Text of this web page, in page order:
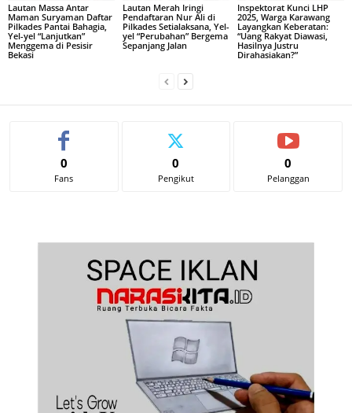
Lautan Massa Antar
Maman Suryaman Daftar
Pilkades Pantai Bahagia,
Yel-yel “Lanjutkan”
Menggema di Pesisir
Bekasi
Lautan Merah Iringi
Pendaftaran Nur Ali di
Pilkades Setialaksana, Yel-
yel “Perubahan” Bergema
Sepanjang Jalan
Inspektorat Kunci LHP
2025, Warga Karawang
Layangkan Keberatan:
“Uang Rakyat Diawasi,
Hasilnya Justru
Dirahasiakan?”
0
Fans
0
Pengikut
0
Pelanggan